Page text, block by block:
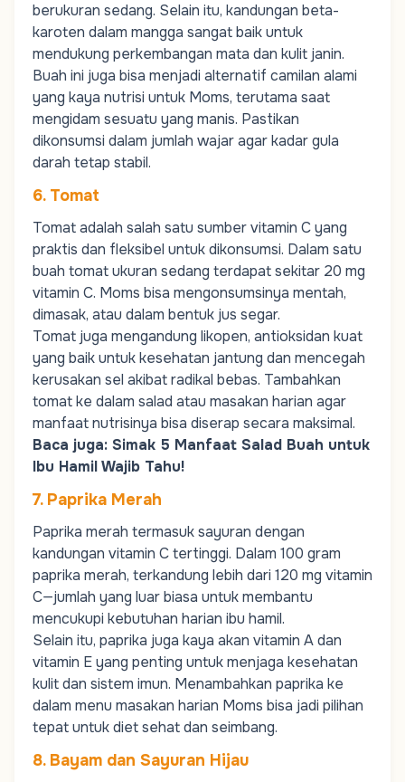
berukuran sedang. Selain itu, kandungan beta-
karoten dalam mangga sangat baik untuk
mendukung perkembangan mata dan kulit janin.
Buah ini juga bisa menjadi alternatif camilan alami
yang kaya nutrisi untuk Moms, terutama saat
mengidam sesuatu yang manis. Pastikan
dikonsumsi dalam jumlah wajar agar kadar gula
darah tetap stabil.
6. Tomat
Tomat adalah salah satu sumber vitamin C yang
praktis dan fleksibel untuk dikonsumsi. Dalam satu
buah tomat ukuran sedang terdapat sekitar 20 mg
vitamin C. Moms bisa mengonsumsinya mentah,
dimasak, atau dalam bentuk jus segar.
Tomat juga mengandung likopen, antioksidan kuat
yang baik untuk kesehatan jantung dan mencegah
kerusakan sel akibat radikal bebas. Tambahkan
tomat ke dalam salad atau masakan harian agar
manfaat nutrisinya bisa diserap secara maksimal.
Baca juga: Simak 5 Manfaat Salad Buah untuk
Ibu Hamil Wajib Tahu!
7. Paprika Merah
Paprika merah termasuk sayuran dengan
kandungan vitamin C tertinggi. Dalam 100 gram
paprika merah, terkandung lebih dari 120 mg vitamin
C—jumlah yang luar biasa untuk membantu
mencukupi kebutuhan harian ibu hamil.
Selain itu, paprika juga kaya akan vitamin A dan
vitamin Eyang penting untuk menjaga kesehatan
kulit dan sistem imun. Menambahkan paprika ke
dalam menu masakan harian Moms bisa jadi pilihan
tepat untuk diet sehat dan seimbang.
8. Bayam dan Sayuran Hijau